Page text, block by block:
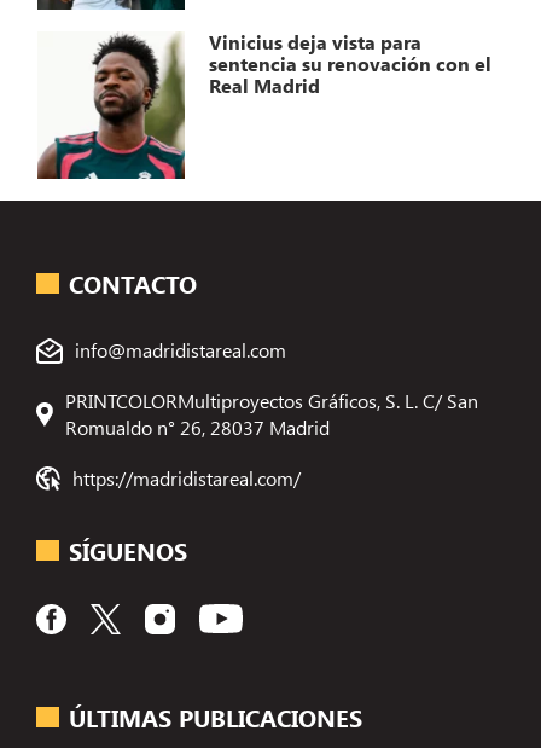
Vinicius deja vista para
sentencia su renovación con el
Real Madrid
ÚLTIMAS PUBLICACIONES
CONTACTO
info@madridistareal.com
PRINTCOLORMultiproyectos Gráficos, S. L. C/ San
Romualdo n° 26, 28037 Madrid
https://madridistareal.com/
SÍGUENOS